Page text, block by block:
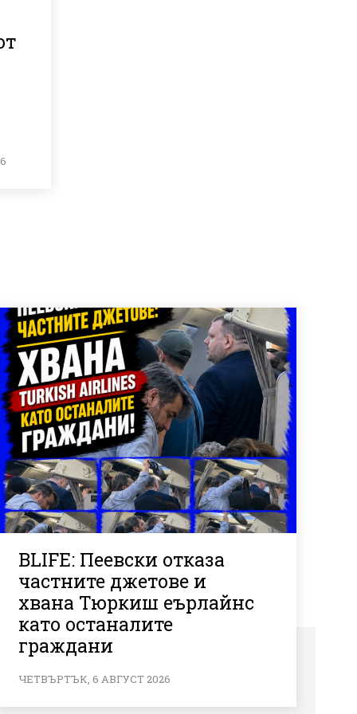
BLIFE: Пеевски отказа
частните джетове и
хвана Тюркиш еърлайнс
като останалите
граждани
ЧЕТВЪРТЪК, 6 АВГУСТ 2026